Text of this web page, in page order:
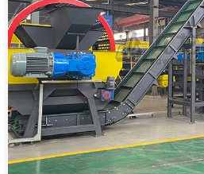
案
动
态
联
系
郑
州
市
九